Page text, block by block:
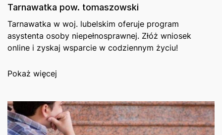
Tarnawatka pow. tomaszowski
Tarnawatka w woj. lubelskim oferuje program
asystenta osoby niepełnosprawnej. Złóż wniosek
online i zyskaj wsparcie w codziennym życiu!
Pokaż więcej